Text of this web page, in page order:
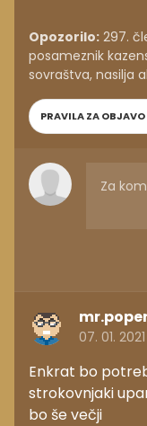
Opozorilo: 297.
posameznik
sovraštva, nasilja
PRAVILA ZA
07. 01.
Enkrat bo
strokovnjaki
bo še večji